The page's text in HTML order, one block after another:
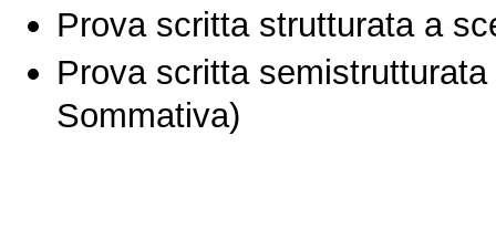
Prova scritta strutturata a
Prova scritta
Sommativa)